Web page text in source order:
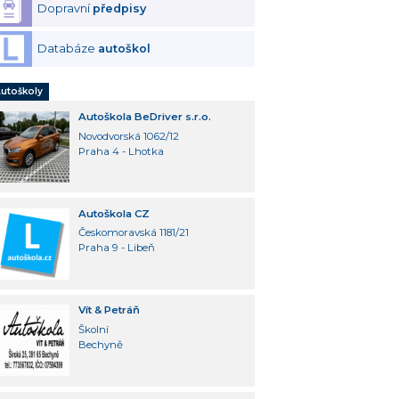
Dopravní předpisy
Databáze autoškol
Autoškola BeDriver s.r.o.
Novodvorská 1062/12
Praha 4 - Lhotka
Autoškola CZ
Českomoravská 1181/21
Praha 9 - Libeň
Vít & Petráň
Školní
Bechyně